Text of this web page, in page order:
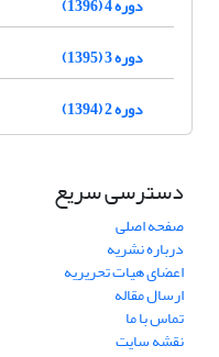
دوره 3 (1395)
دوره 2 (1394)
دسترسی سریع
صفحه اصلی
درباره نشریه
اعضای هیات تحریریه
ارسال مقاله
تماس با ما
نقشه سایت